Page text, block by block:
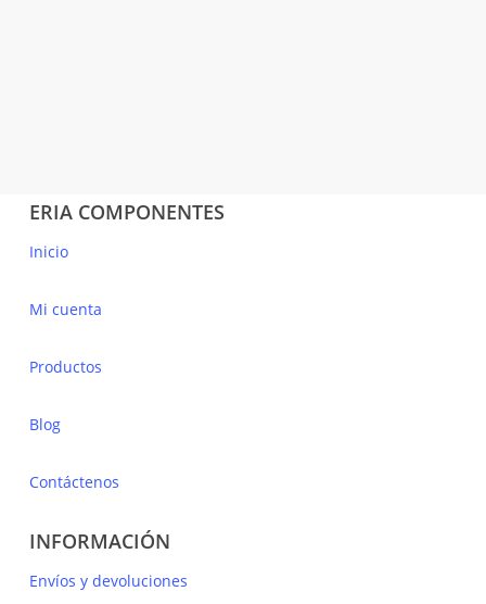
ERIA COMPONENTES
Inicio
Mi cuenta
Productos
Blog
Contáctenos
INFORMACIÓN
Envíos y devoluciones